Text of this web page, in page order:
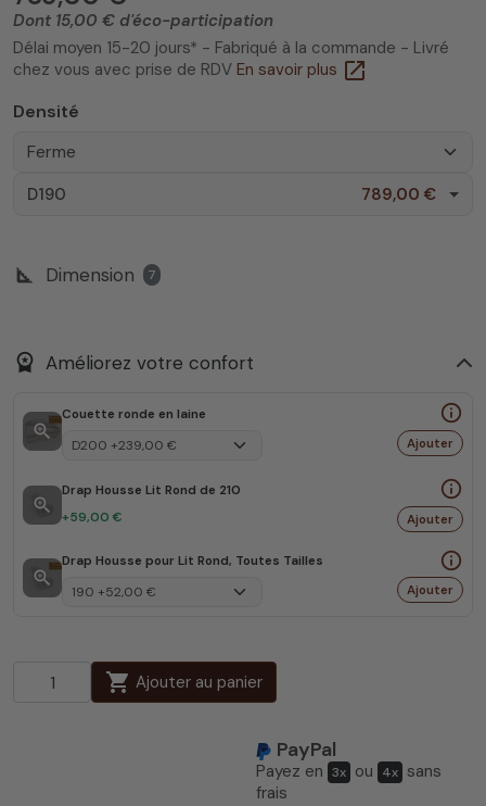
Dont 15,00 € d'éco-participation
Délai moyen 15-20 jours* - Fabriqué à la commande - Livré
chez vous avec prise de RDV En savoir plus open_in_new
Densité
D190 789,00 €
square_foot Dimension 7
workspace_premium Améliorez votre confort
zoom_in
Couette ronde en laine info_outline
Ajouter
zoom_in
Drap Housse Lit Rond de 210 info_outline
+59,00 € Ajouter
zoom_in
Drap Housse pour Lit Rond, Toutes Tailles info_outline
Ajouter
shopping_cart Ajouter au panier
PayPal
Payez en 3x ou 4x sans
frais